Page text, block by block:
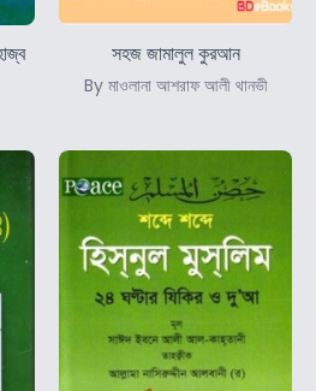
সহজ জামালুল কুরআন
By মাওলানা আশরাফ আলী থানভী